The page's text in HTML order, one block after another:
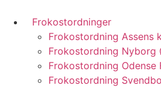
Frokostordninger
Frokostordning Assens
Frokostordning Nyborg
Frokostordning Odense
Frokostordning